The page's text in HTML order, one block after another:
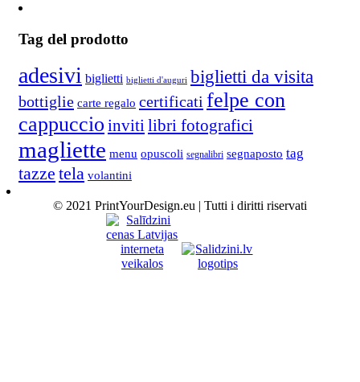
Tag del prodotto
adesivi biglietti biglietti d'auguri biglietti da visita
bottiglie carte regalo certificati felpe con
cappuccio invitilibri fotografici
magliette menu opuscoli segnalibri segnaposto tag
tazze tela volantini
© 2021 PrintYourDesign.eu | Tutti i diritti riservati